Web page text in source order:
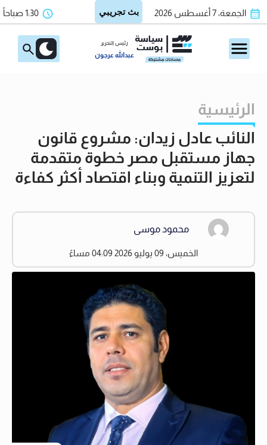
الجمعة، 7 أغسطس 2026 1:30 صباحاً
رئيس التحرير
عبدالله عرجون
الرئيسية
النائب عادل زيدان: مشروع قانون
جهاز مستقبل مصر خطوة متقدمة
لتعزيز التنمية وبناء اقتصاد أكثر كفاءة
محمود موسى
الخميس، 09 يوليو 2026 04:09 مساءً